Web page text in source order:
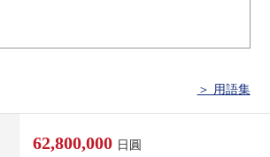
＞ 用語集
62,800,000 日圓